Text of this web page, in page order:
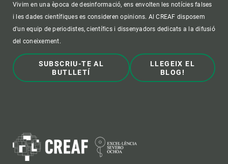
Vivim en una època de desinformació, ens envolten les notícies falses
i les dades científiques es consideren opinions. Al CREAF disposem
d'un equip de periodistes, científics i dissenyadors dedicats a la difusió
del coneixement.
SUBSCRIU-TE AL
BUTLLETÍ
LLEGEIX EL
BLOG!